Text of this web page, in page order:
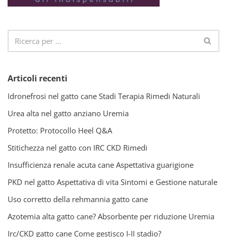
Articoli recenti
Idronefrosi nel gatto cane Stadi Terapia Rimedi Naturali
Urea alta nel gatto anziano Uremia
Protetto: Protocollo Heel Q&A
Stitichezza nel gatto con IRC CKD Rimedi
Insufficienza renale acuta cane Aspettativa guarigione
PKD nel gatto Aspettativa di vita Sintomi e Gestione naturale
Uso corretto della rehmannia gatto cane
Azotemia alta gatto cane? Absorbente per riduzione Uremia
Irc/CKD gatto cane Come gestisco I-II stadio?